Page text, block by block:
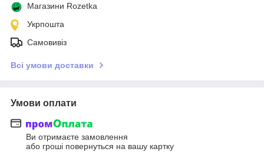
Магазини Rozetka
Укрпошта
Самовивіз
Всі умови доставки
Умови оплати
Ви отримаєте замовлення
або гроші повернуться на вашу картку